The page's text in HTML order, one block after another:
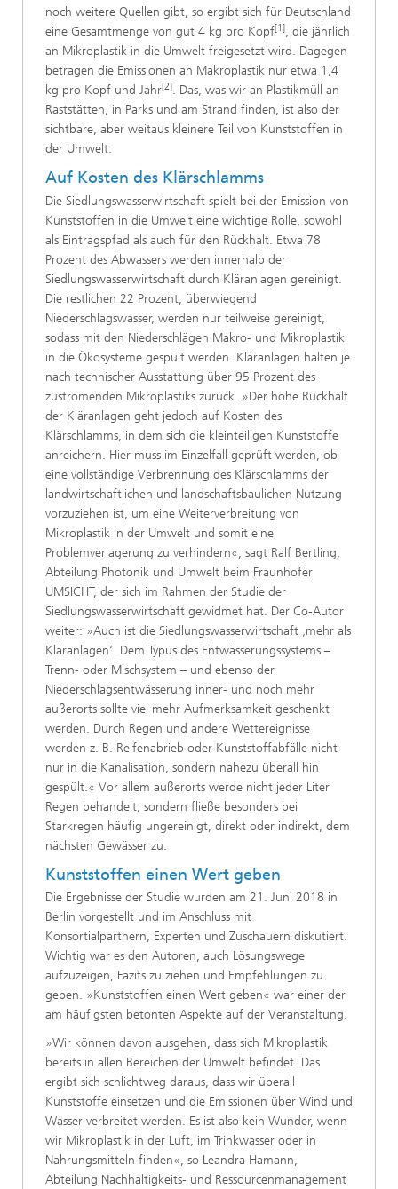
noch weitere Quellen gibt, so ergibt sich für Deutschland
eine Gesamtmenge von gut 4 kg pro Kopf[1], die jährlich
an Mikroplastik in die Umwelt freigesetzt wird. Dagegen
betragen die Emissionen an Makroplastik nur etwa 1,4
kg pro Kopf und Jahr[2]. Das, was wir an Plastikmüll an
Raststätten, in Parks und am Strand finden, ist also der
sichtbare, aber weitaus kleinere Teil von Kunststoffen in
der Umwelt.
Auf Kosten des Klärschlamms
Die Siedlungswasserwirtschaft spielt bei der Emission von
Kunststoffen in die Umwelt eine wichtige Rolle, sowohl
als Eintragspfad als auch für den Rückhalt. Etwa 78
Prozent des Abwassers werden innerhalb der
Siedlungswasserwirtschaft durch Kläranlagen gereinigt.
Die restlichen 22 Prozent, überwiegend
Niederschlagswasser, werden nur teilweise gereinigt,
sodass mit den Niederschlägen Makro- und Mikroplastik
in die Ökosysteme gespült werden. Kläranlagen halten je
nach technischer Ausstattung über 95 Prozent des
zuströmenden Mikroplastiks zurück. »Der hohe Rückhalt
der Kläranlagen geht jedoch auf Kosten des
Klärschlamms, in dem sich die kleinteiligen Kunststoffe
anreichern. Hier muss im Einzelfall geprüft werden, ob
eine vollständige Verbrennung des Klärschlamms der
landwirtschaftlichen und landschaftsbaulichen Nutzung
vorzuziehen ist, um eine Weiterverbreitung von
Mikroplastik in der Umwelt und somit eine
Problemverlagerung zu verhindern«, sagt Ralf Bertling,
Abteilung Photonik und Umwelt beim Fraunhofer
UMSICHT, der sich im Rahmen der Studie der
Siedlungswasserwirtschaft gewidmet hat. Der Co-Autor
weiter: »Auch ist die Siedlungswasserwirtschaft ‚mehr als
Kläranlagen‘. Dem Typus des Entwässerungssystems –
Trenn- oder Mischsystem – und ebenso der
Niederschlagsentwässerung inner- und noch mehr
außerorts sollte viel mehr Aufmerksamkeit geschenkt
werden. Durch Regen und andere Wettereignisse
werden z. B. Reifenabrieb oder Kunststoffabfälle nicht
nur in die Kanalisation, sondern nahezu überall hin
gespült.« Vor allem außerorts werde nicht jeder Liter
Regen behandelt, sondern fließe besonders bei
Starkregen häufig ungereinigt, direkt oder indirekt, dem
nächsten Gewässer zu.
Kunststoffen einen Wert geben
Die Ergebnisse der Studie wurden am 21. Juni 2018 in
Berlin vorgestellt und im Anschluss mit
Konsortialpartnern, Experten und Zuschauern diskutiert.
Wichtig war es den Autoren, auch Lösungswege
aufzuzeigen, Fazits zu ziehen und Empfehlungen zu
geben. »Kunststoffen einen Wert geben« war einer der
am häufigsten betonten Aspekte auf der Veranstaltung.
»Wir können davon ausgehen, dass sich Mikroplastik
bereits in allen Bereichen der Umwelt befindet. Das
ergibt sich schlichtweg daraus, dass wir überall
Kunststoffe einsetzen und die Emissionen über Wind und
Wasser verbreitet werden. Es ist also kein Wunder, wenn
wir Mikroplastik in der Luft, im Trinkwasser oder in
Nahrungsmitteln finden«, so Leandra Hamann,
Abteilung Nachhaltigkeits- und Ressourcenmanagement